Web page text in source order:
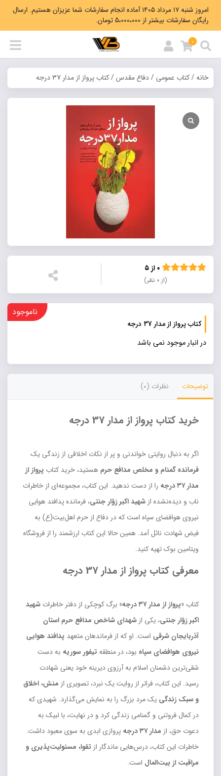
امروز شنبه ۱۷ مرداد ۱۴۰۵ آماده انجام سفارشات شما عزیزان هستیم. ارسال
رایگان سفارشات بیشتر از 5،000،000 تومان.
0
خانه/کتاب عمومی /دفاع مقدس/ کتاب پرواز از مدار 37 درجه
(از ۰ نظر)
کتاب پرواز از مدار 37 درجه
ناموجود
در انبار موجود نمی باشد
توضیحات نظرات (0)
خرید کتاب پرواز از مدار 37 درجه
اگر به دنبال روایتی خواندنی و پر از نکات اخلاقی از زندگی یک
فرمانده گمنام و مخلص مدافع حرم هستید، خرید کتاب پرواز از
مدار ۳۷ درجه
را از دست ندهید. این کتاب، مجموعه‌ای از خاطرات
ناب و دیده‌نشده از شهید اکبر زوّار جنتی، فرمانده پدافند هوایی
نیروی هوافضای سپاه است که در دفاع از حرم اهل‌بیت(ع) به
فیض شهادت نائل آمد. همین حالا این کتاب ارزشمند را از فروشگاه
ویتامین بوک تهیه کنید.
معرفی کتاب پرواز از مدار 37 درجه
کتاب «پرواز از مدار ۳۷ درجه» برگ کوچکی از دفتر خاطرات شهید
اکبر زوّار جنتی، یکی از شهدای شاخص مدافع حرم استان
آذربایجان شرقی است. او که از فرماندهان متعهد پدافند هوایی
نیروی هوافضای سپاه بود، در منطقه تیفور سوریه به دست
شقی‌ترین دشمنان اسلام به آرزوی دیرینه خود یعنی شهادت
رسید. این کتاب، فراتر از روایت یک نبرد، تصویری از منش، اخلاق
و سبک زندگی یک مرد بزرگ را به نمایش می‌گذارد. شهیدی که
در کمال فروتنی و گمنامی زندگی کرد و در نهایت، با لبیک به
دعوت حق، از مدار ۳۷ درجه
پروازی ابدی به سوی معبود داشت.
خاطرات این کتاب، درس‌هایی ماندگار از تقوا، مسئولیت‌پذیری و
مراقبت از بیت‌المال است.